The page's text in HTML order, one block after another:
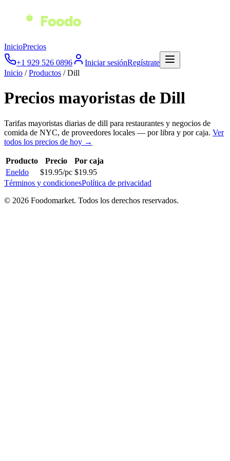
InicioPrecios
+1 929 526 0896
Iniciar sesiónRegístrate
Inicio /Productos /Dill
Precios mayoristas de Dill
Tarifas mayoristas diarias de dill para restaurantes y negocios de
comida de NYC, de proveedores locales — por libra y por caja. Ver
todos los precios de hoy →
Producto Precio
Por caja
Eneldo
$19.95/pc $19.95
Términos y condicionesPolítica de privacidad
© 2026 Foodomarket. Todos los derechos reservados.